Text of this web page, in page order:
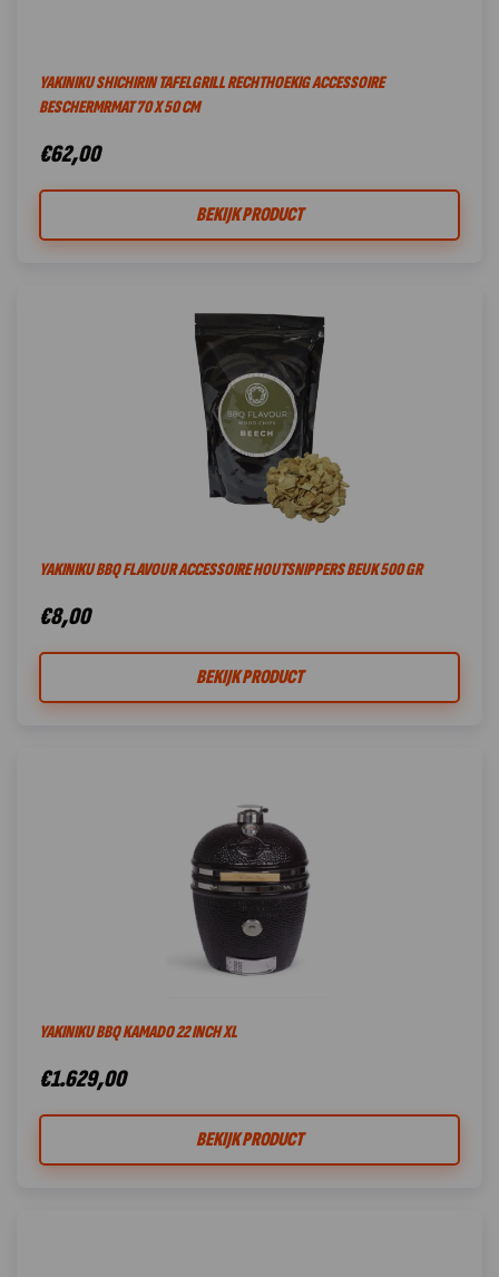
YAKINIKU SHICHIRIN TAFELGRILL RECHTHOEKIG ACCESSOIRE
BESCHERMRMAT 70 X 50 CM
€62,00
BEKIJK PRODUCT
YAKINIKU BBQ FLAVOUR ACCESSOIRE HOUTSNIPPERS BEUK 500 GR
€8,00
BEKIJK PRODUCT
YAKINIKU BBQ KAMADO 22 INCH XL
€1.629,00
BEKIJK PRODUCT